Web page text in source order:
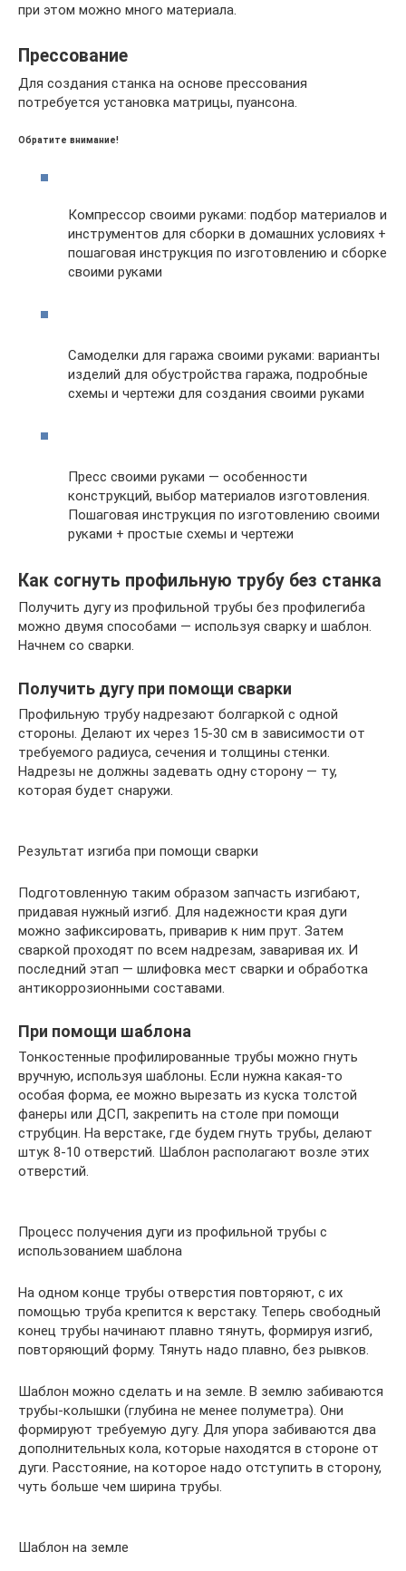
при этом можно много материала.
Прессование
Для создания станка на основе прессования
потребуется установка матрицы, пуансона.
Обратите внимание!
Компрессор своими руками: подбор материалов и
инструментов для сборки в домашних условиях +
пошаговая инструкция по изготовлению и сборке
своими руками
Самоделки для гаража своими руками: варианты
изделий для обустройства гаража, подробные
схемы и чертежи для создания своими руками
Пресс своими руками — особенности
конструкций, выбор материалов изготовления.
Пошаговая инструкция по изготовлению своими
руками + простые схемы и чертежи
Как согнуть профильную трубу без станка
Получить дугу из профильной трубы без профилегиба
можно двумя способами — используя сварку и шаблон.
Начнем со сварки.
Получить дугу при помощи сварки
Профильную трубу надрезают болгаркой с одной
стороны. Делают их через 15-30 см в зависимости от
требуемого радиуса, сечения и толщины стенки.
Надрезы не должны задевать одну сторону — ту,
которая будет снаружи.
Результат изгиба при помощи сварки
Подготовленную таким образом запчасть изгибают,
придавая нужный изгиб. Для надежности края дуги
можно зафиксировать, приварив к ним прут. Затем
сваркой проходят по всем надрезам, заваривая их. И
последний этап — шлифовка мест сварки и обработка
антикоррозионными составами.
При помощи шаблона
Тонкостенные профилированные трубы можно гнуть
вручную, используя шаблоны. Если нужна какая-то
особая форма, ее можно вырезать из куска толстой
фанеры или ДСП, закрепить на столе при помощи
струбцин. На верстаке, где будем гнуть трубы, делают
штук 8-10 отверстий. Шаблон располагают возле этих
отверстий.
Процесс получения дуги из профильной трубы с
использованием шаблона
На одном конце трубы отверстия повторяют, с их
помощью труба крепится к верстаку. Теперь свободный
конец трубы начинают плавно тянуть, формируя изгиб,
повторяющий форму. Тянуть надо плавно, без рывков.
Шаблон можно сделать и на земле. В землю забиваются
трубы-колышки (глубина не менее полуметра). Они
формируют требуемую дугу. Для упора забиваются два
дополнительных кола, которые находятся в стороне от
дуги. Расстояние, на которое надо отступить в сторону,
чуть больше чем ширина трубы.
Шаблон на земле